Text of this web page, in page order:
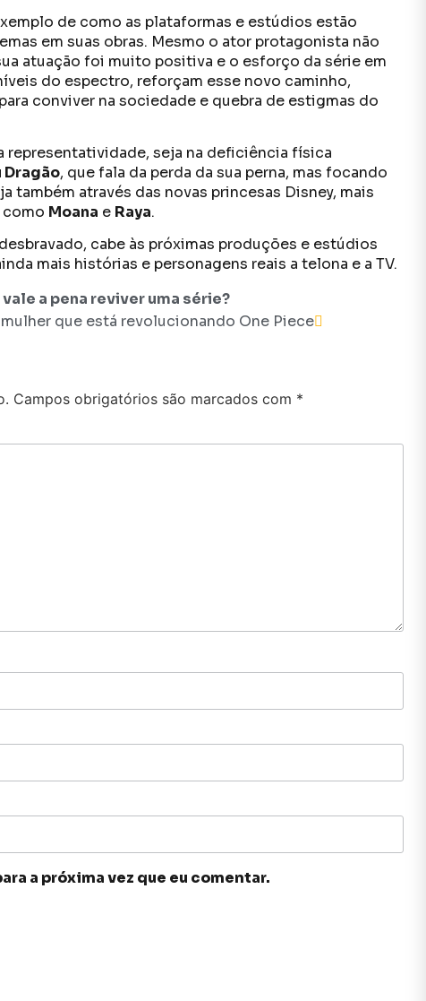
de como as plataformas e estúdios estão
em suas obras. Mesmo o ator protagonista não
atuação foi muito positiva e o esforço da série em
do espectro, reforçam esse novo caminho,
conviver na sociedade e quebra de estigmas do
representatividade, seja na deficiência física
Dragão, que fala da perda da sua perna, mas focando
também através das novas princesas Disney, mais
como Moana e Raya.
cabe às próximas produções e estúdios
mais histórias e personagens reais a telona e a TV.
a pena reviver uma série?
que está revolucionando One Piece
Campos obrigatórios são marcados com *
a próxima vez que eu comentar.